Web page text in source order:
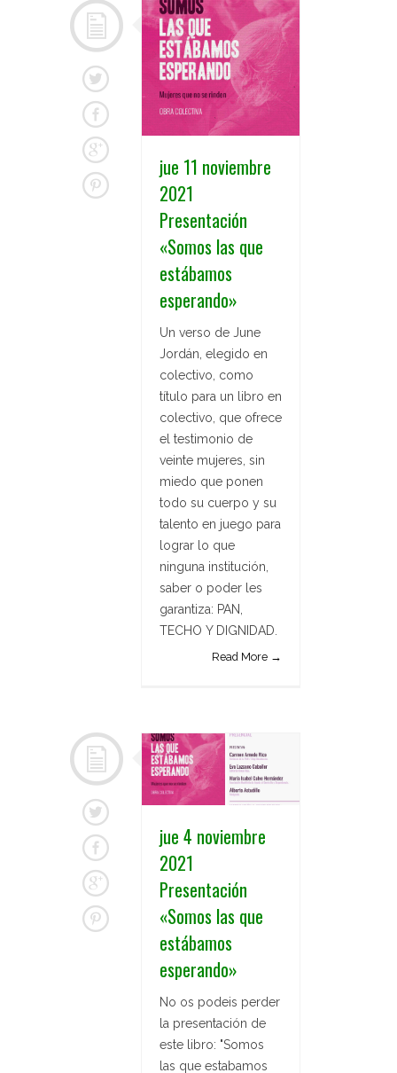
jue 11 noviembre
2021
Presentación
«Somos las que
estábamos
esperando»
Un verso de June
Jordán, elegido en
colectivo, como
título para un libro en
colectivo, que ofrece
el testimonio de
veinte mujeres, sin
miedo que ponen
todo su cuerpo y su
talento en juego para
lograr lo que
ninguna institución,
saber o poder les
garantiza: PAN,
TECHO Y DIGNIDAD.
Read More →
jue 4 noviembre
2021
Presentación
«Somos las que
estábamos
esperando»
No os podeis perder
la presentación de
este libro: "Somos
las que estabamos